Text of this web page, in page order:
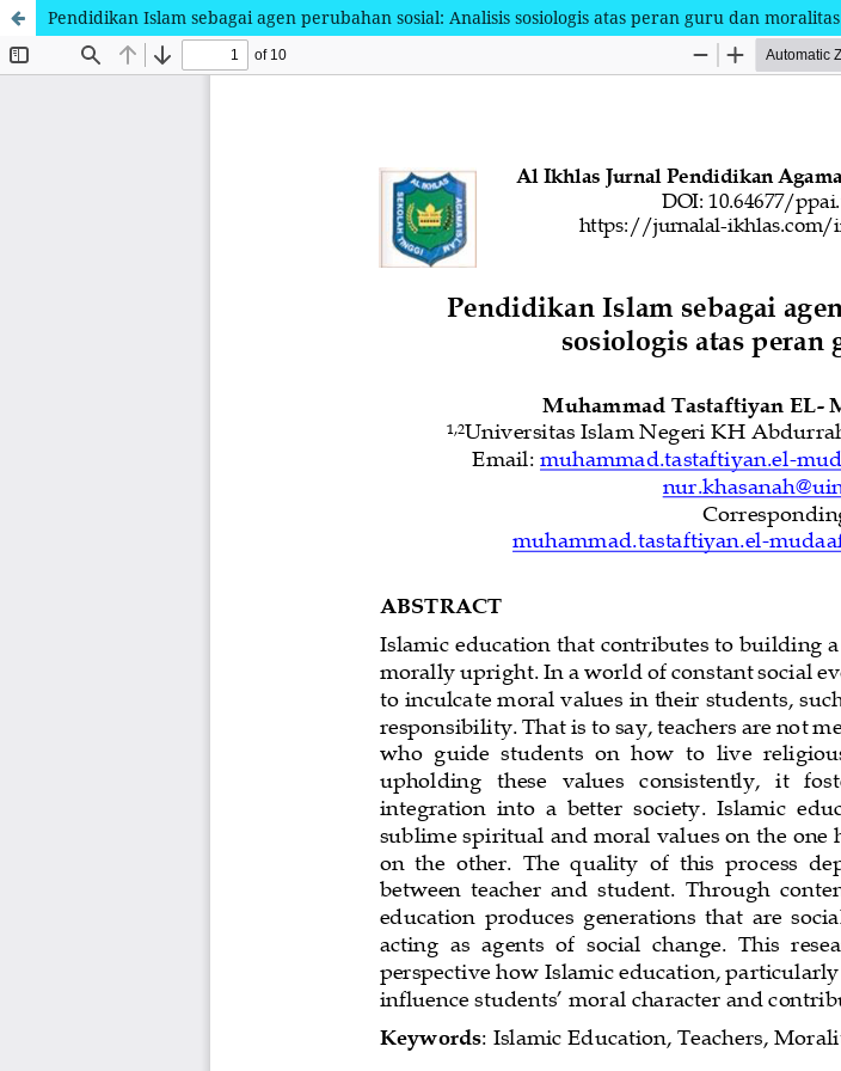
Pendidikan Islam sebagai agen perubahan sosial: Analisis sosiologis atas peran guru dan moralitas